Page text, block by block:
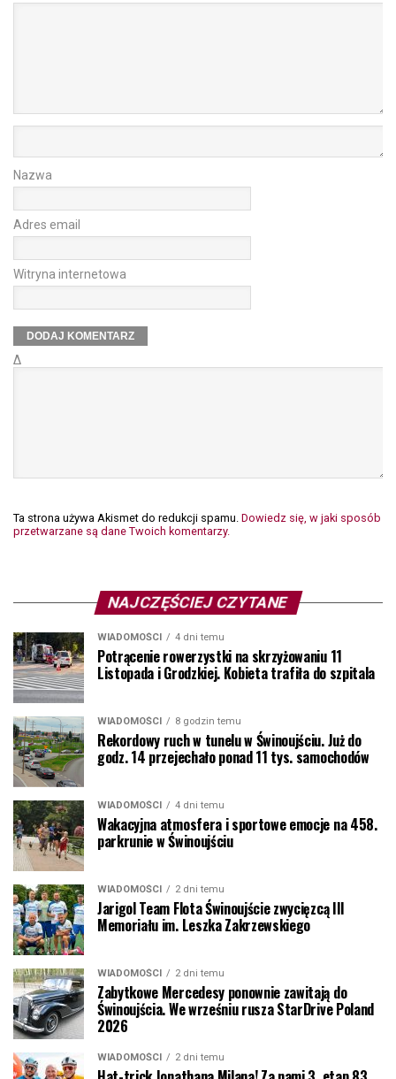
Nazwa
Adres email
Witryna internetowa
Δ
Ta strona używa Akismet do redukcji spamu. Dowiedz się, w jaki sposób
przetwarzane są dane Twoich komentarzy.
NAJCZĘŚCIEJ CZYTANE
WIADOMOŚCI 4 dni temu
Potrącenie rowerzystki na skrzyżowaniu 11
Listopada i Grodzkiej. Kobieta trafiła do szpitala
WIADOMOŚCI 8 godzin temu
Rekordowy ruch w tunelu w Świnoujściu. Już do
godz. 14 przejechało ponad 11 tys. samochodów
WIADOMOŚCI 4 dni temu
Wakacyjna atmosfera i sportowe emocje na 458.
parkrunie w Świnoujściu
WIADOMOŚCI 2 dni temu
Jarigol Team Flota Świnoujście zwycięzcą III
Memoriału im. Leszka Zakrzewskiego
WIADOMOŚCI 2 dni temu
Zabytkowe Mercedesy ponownie zawitają do
Świnoujścia. We wrześniu rusza StarDrive Poland
2026
WIADOMOŚCI 2 dni temu